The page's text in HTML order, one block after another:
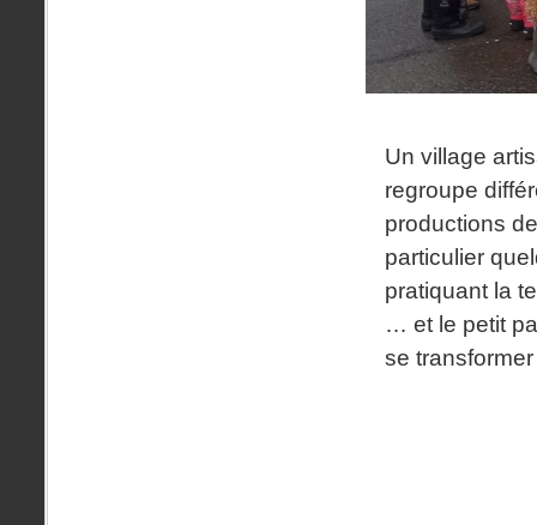
Un village
regroupe
productions
particulier
pratiquant la
… et le petit
se